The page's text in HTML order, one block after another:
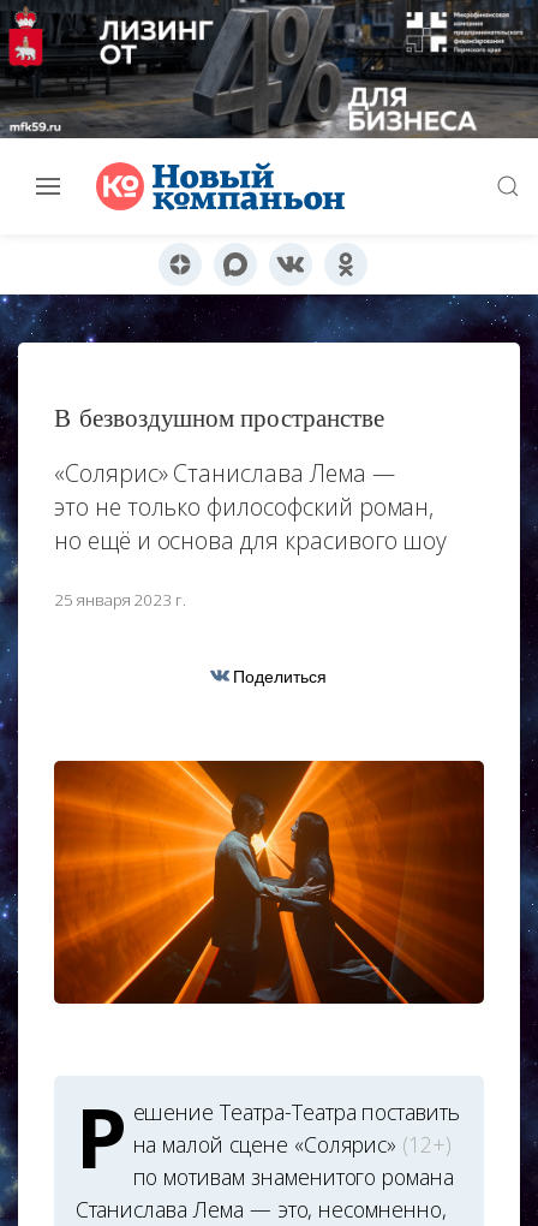
В безвоздушном пространстве
«Солярис» Станислава Лема —
это не только философский роман,
но ещё и основа для красивого шоу
25 января 2023 г.
Поделиться
Р ешение Театра-Театра поставить
на малой сцене «Солярис» (12+)
по мотивам знаменитого романа
Станислава Лема — это, несомненно,